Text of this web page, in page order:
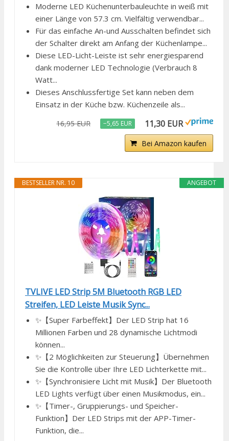
Moderne LED Küchenunterbauleuchte in weiß mit
einer Länge von 57.3 cm. Vielfältig verwendbar...
Für das einfache An-und Ausschalten befindet sich
der Schalter direkt am Anfang der Küchenlampe...
Diese LED-Licht-Leiste ist sehr energiesparend
dank moderner LED Technologie (Verbrauch 8
Watt...
Dieses Anschlussfertige Set kann neben dem
Einsatz in der Küche bzw. Küchenzeile als...
16,95 EUR −5,65 EUR 11,30 EUR
Bei Amazon kaufen
ANGEBOT
BESTSELLER NR. 10
TVLIVE LED Strip 5M Bluetooth RGB LED
Streifen, LED Leiste Musik Sync...
✨【Super Farbeffekt】Der LED Strip hat 16
Millionen Farben und 28 dynamische Lichtmodi
können...
✨【2 Möglichkeiten zur Steuerung】Übernehmen
Sie die Kontrolle über Ihre LED Lichterkette mit...
✨【Synchronisiere Licht mit Musik】Der Bluetooth
LED Lights verfügt über einen Musikmodus, ein...
✨【Timer-, Gruppierungs- und Speicher-
Funktion】Der LED Strips mit der APP-Timer-
Funktion, die...